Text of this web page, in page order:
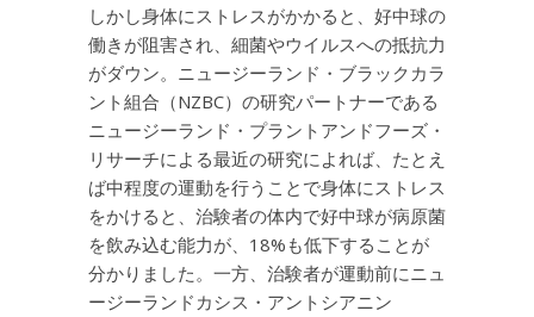
しかし身体にストレスがかかると、好中球の
働きが阻害され、細菌やウイルスへの抵抗力
がダウン。ニュージーランド・ブラックカラ
ント組合（NZBC）の研究パートナーである
ニュージーランド・プラントアンドフーズ・
リサーチによる最近の研究によれば、たとえ
ば中程度の運動を行うことで身体にストレス
をかけると、治験者の体内で好中球が病原菌
を飲み込む能力が、18%も低下することが
分かりました。一方、治験者が運動前にニュ
ージーランドカシス・アントシアニン